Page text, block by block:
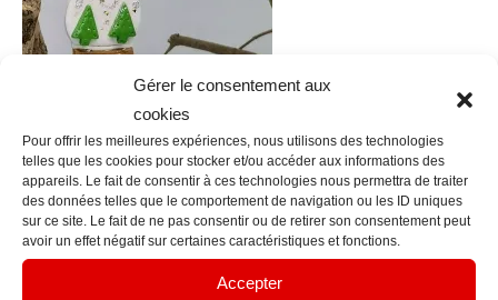
Gérer le consentement aux
cookies
Pour offrir les meilleures expériences, nous utilisons des technologies
telles que les cookies pour stocker et/ou accéder aux informations des
appareils. Le fait de consentir à ces technologies nous permettra de traiter
des données telles que le comportement de navigation ou les ID uniques
sur ce site. Le fait de ne pas consentir ou de retirer son consentement peut
avoir un effet négatif sur certaines caractéristiques et fonctions.
Accepter
Fichier média précédent
Contact Info
contacts@em-manuelle.fr